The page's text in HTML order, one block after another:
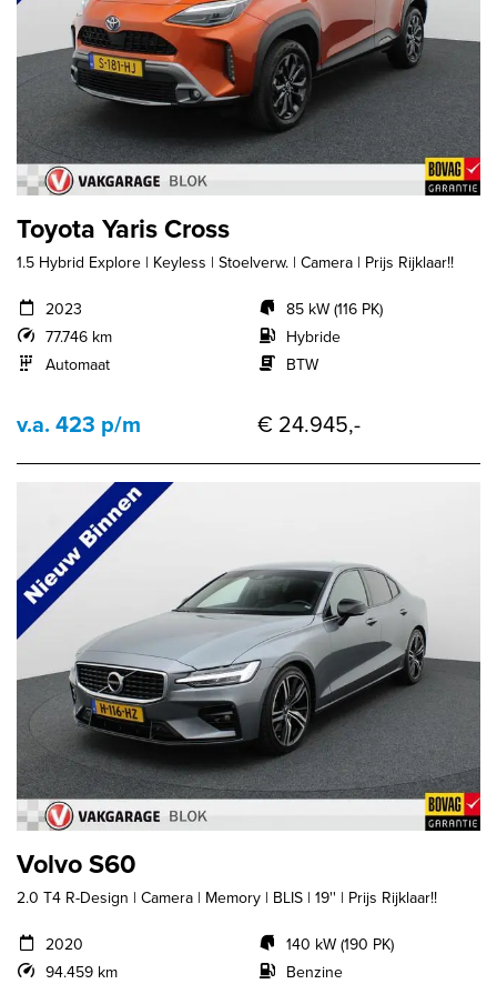
Toyota Yaris Cross
1.5 Hybrid Explore | Keyless | Stoelverw. | Camera | Prijs Rijklaar!!
2023
77.746 km
Automaat
85 kW (116 PK)
Hybride
BTW
v.a. 423 p/m € 24.945,-
Volvo S60
2.0 T4 R-Design | Camera | Memory | BLIS | 19'' | Prijs Rijklaar!!
2020
94.459 km
140 kW (190 PK)
Benzine